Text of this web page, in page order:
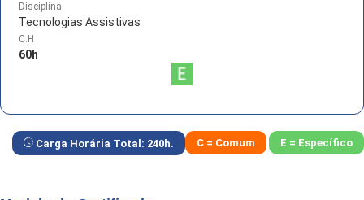
Disciplina
Tecnologias Assistivas
C.H
60h
Carga Horária Total: 240h. C = Comum E = Específico